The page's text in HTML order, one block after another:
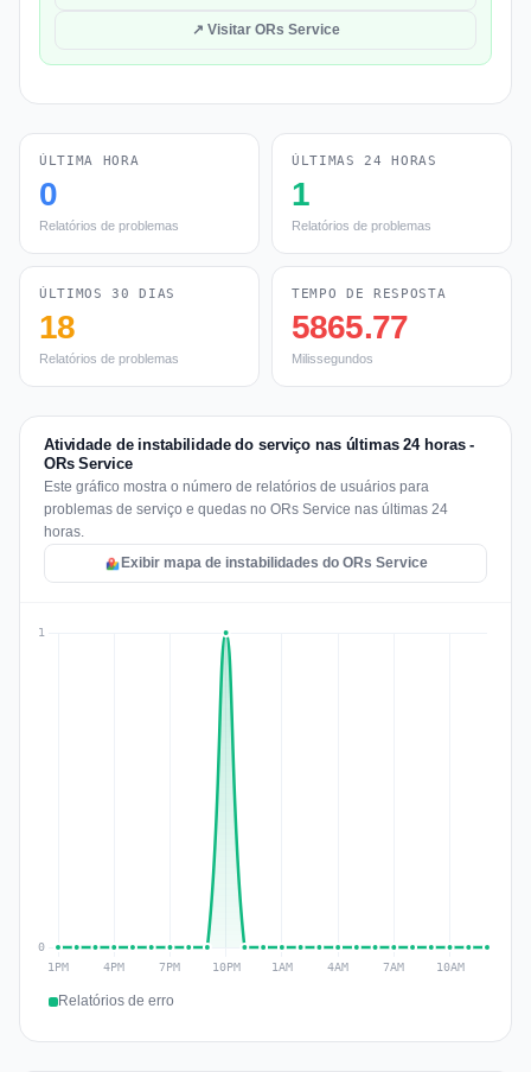
↗ Visitar ORs Service
ÚLTIMA HORA
0
Relatórios de problemas
ÚLTIMAS 24 HORAS
1
Relatórios de problemas
ÚLTIMOS 30 DIAS
18
Relatórios de problemas
TEMPO DE RESPOSTA
5865.77
Milissegundos
Atividade de instabilidade do serviço nas últimas 24 horas -
ORs Service
Este gráfico mostra o número de relatórios de usuários para
problemas de serviço e quedas no ORs Service nas últimas 24
horas.
Exibir mapa de instabilidades do ORs Service
Relatórios de erro